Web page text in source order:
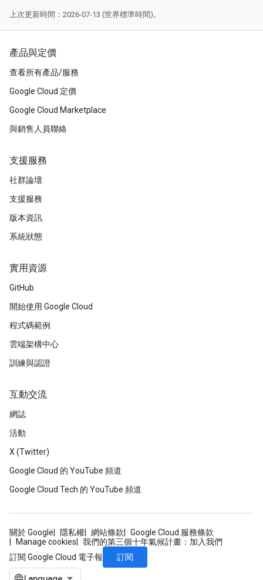
上次更新時間：2026-07-13 (世界標準時間)。
產品與定價
查看所有產品/服務
Google Cloud 定價
Google Cloud Marketplace
與銷售人員聯絡
支援服務
社群論壇
支援服務
版本資訊
系統狀態
實用資源
GitHub
開始使用 Google Cloud
程式碼範例
雲端架構中心
訓練與認證
互動交流
網誌
活動
X (Twitter)
Google Cloud 的 YouTube 頻道
Google Cloud Tech 的 YouTube 頻道
關於 Google 隱私權 網站條款
Google Cloud 服務條款
Manage cookies
我們的第三個十年氣候計畫：加入我們
訂閱 Google Cloud 電子報
訂閱